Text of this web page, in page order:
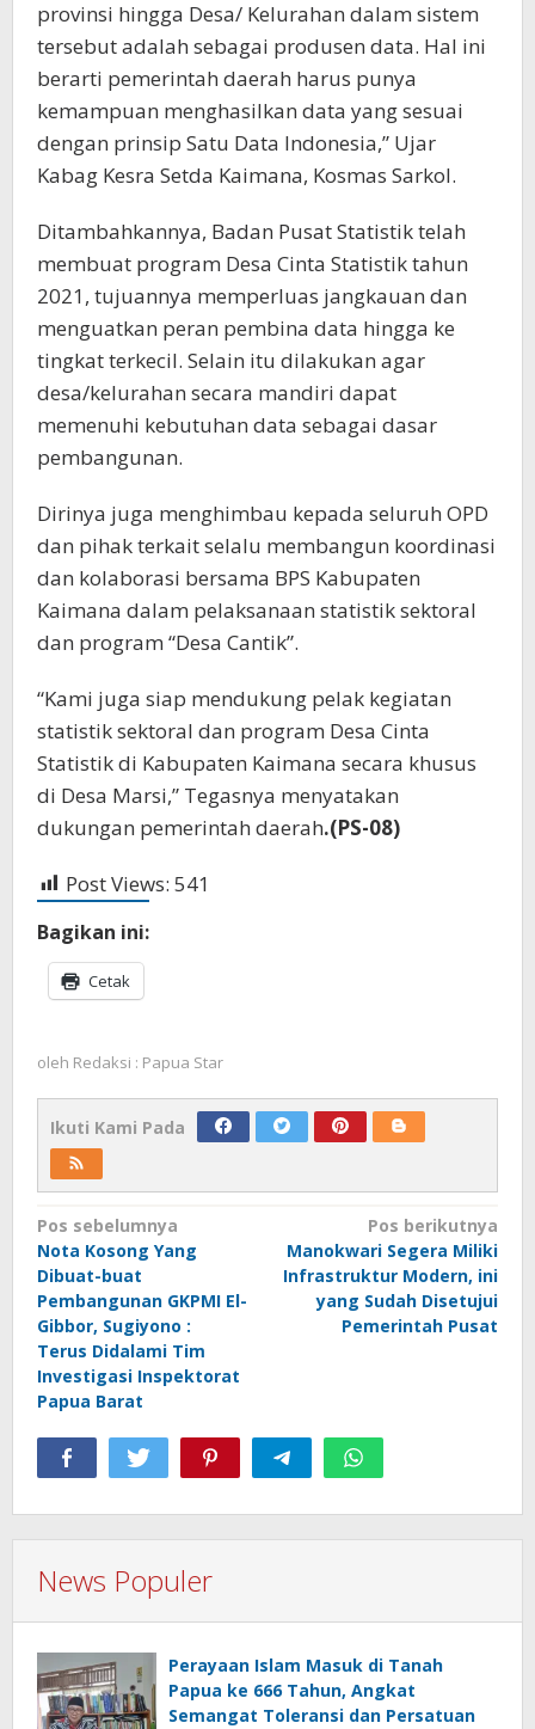
provinsi hingga Desa/ Kelurahan dalam sistem
tersebut adalah sebagai produsen data. Hal ini
berarti pemerintah daerah harus punya
kemampuan menghasilkan data yang sesuai
dengan prinsip Satu Data Indonesia,” Ujar
Kabag Kesra Setda Kaimana, Kosmas Sarkol.
Ditambahkannya, Badan Pusat Statistik telah
membuat program Desa Cinta Statistik tahun
2021, tujuannya memperluas jangkauan dan
menguatkan peran pembina data hingga ke
tingkat terkecil. Selain itu dilakukan agar
desa/kelurahan secara mandiri dapat
memenuhi kebutuhan data sebagai dasar
pembangunan.
Dirinya juga menghimbau kepada seluruh OPD
dan pihak terkait selalu membangun koordinasi
dan kolaborasi bersama BPS Kabupaten
Kaimana dalam pelaksanaan statistik sektoral
dan program “Desa Cantik”.
“Kami juga siap mendukung pelak kegiatan
statistik sektoral dan program Desa Cinta
Statistik di Kabupaten Kaimana secara khusus
di Desa Marsi,” Tegasnya menyatakan
dukungan pemerintah daerah.(PS-08)
Post Views: 541
Bagikan ini:
Cetak
oleh Redaksi : Papua Star
Ikuti Kami Pada
Navigasi
pos
Pos sebelumnya
Nota Kosong Yang
Dibuat-buat
Pembangunan GKPMI El-
Gibbor, Sugiyono :
Terus Didalami Tim
Investigasi Inspektorat
Papua Barat
Pos berikutnya
Manokwari Segera Miliki
Infrastruktur Modern, ini
yang Sudah Disetujui
Pemerintah Pusat
News Populer
Perayaan Islam Masuk di Tanah
Papua ke 666 Tahun, Angkat
Semangat Toleransi dan Persatuan